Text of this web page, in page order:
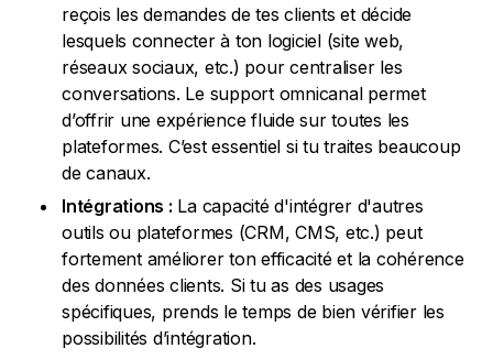
reçois les demandes de tes clients et décide
lesquels connecter à ton logiciel (site web,
réseaux sociaux, etc.) pour centraliser les
conversations. Le support omnicanal permet
d’offrir une expérience fluide sur toutes les
plateformes. C’est essentiel si tu traites beaucoup
de canaux.
Intégrations : La capacité d'intégrer d'autres
outils ou plateformes (CRM, CMS, etc.) peut
fortement améliorer ton efficacité et la cohérence
des données clients. Si tu as des usages
spécifiques, prends le temps de bien vérifier les
possibilités d’intégration.